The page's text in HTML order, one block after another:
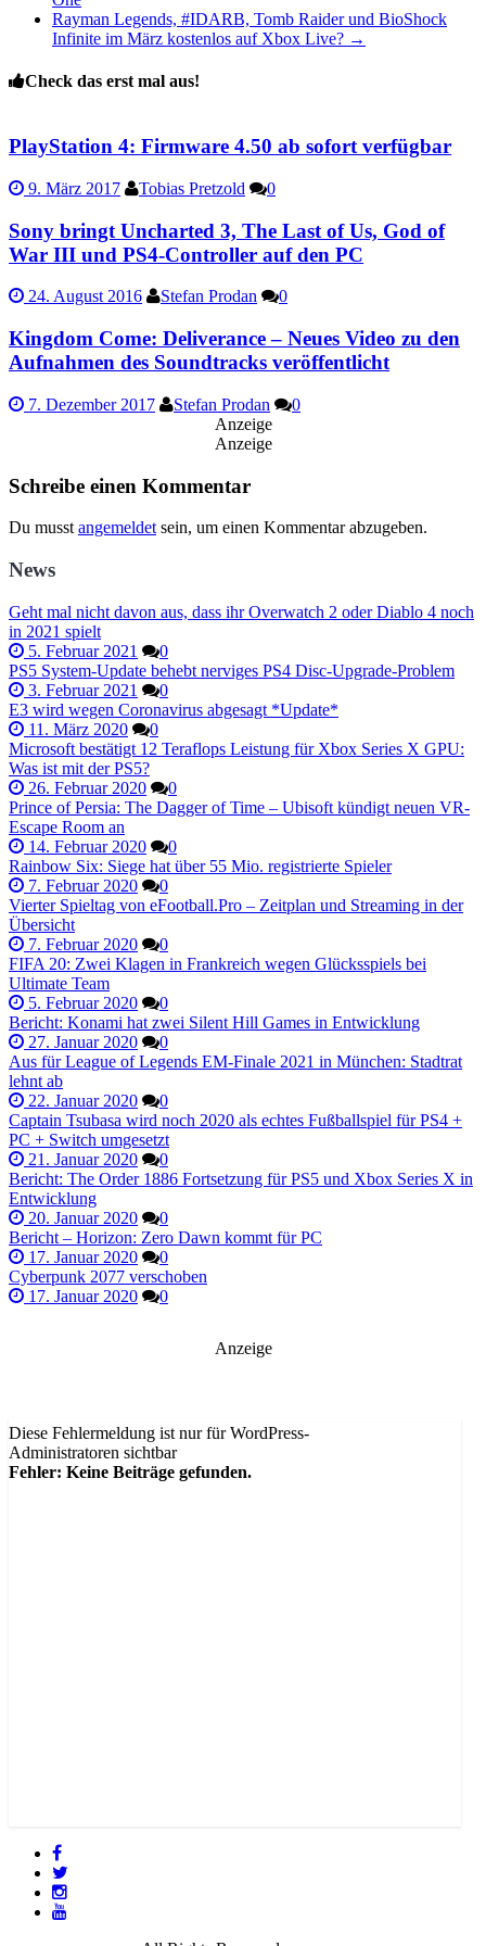
Rayman Legends, #IDARB, Tomb Raider und BioShock
Infinite im März kostenlos auf Xbox Live? →
Check das erst mal aus!
PlayStation 4: Firmware 4.50 ab sofort verfügbar
9. März 2017 Tobias Pretzold 0
Sony bringt Uncharted 3, The Last of Us, God of
War III und PS4-Controller auf den PC
24. August 2016 Stefan Prodan 0
Kingdom Come: Deliverance – Neues Video zu den
Aufnahmen des Soundtracks veröffentlicht
7. Dezember 2017 Stefan Prodan
0
Anzeige
Anzeige
Schreibe einen Kommentar
Du musst angemeldet sein, um einen Kommentar abzugeben.
News
Geht mal nicht davon aus, dass ihr Overwatch 2 oder Diablo 4 noch
in 2021 spielt
5. Februar 2021
0
PS5 System-Update behebt nerviges PS4 Disc-Upgrade-Problem
3. Februar 2021
0
E3 wird wegen Coronavirus abgesagt *Update*
11. März 2020
0
Microsoft bestätigt 12 Teraflops Leistung für Xbox Series X GPU:
Was ist mit der PS5?
26. Februar 2020
0
Prince of Persia: The Dagger of Time – Ubisoft kündigt neuen VR-
Escape Room an
14. Februar 2020
0
Rainbow Six: Siege hat über 55 Mio. registrierte Spieler
7. Februar 2020
0
Vierter Spieltag von eFootball.Pro – Zeitplan und Streaming in der
Übersicht
7. Februar 2020
0
FIFA 20: Zwei Klagen in Frankreich wegen Glücksspiels bei
Ultimate Team
5. Februar 2020
0
Bericht: Konami hat zwei Silent Hill Games in Entwicklung
27. Januar 2020
0
Aus für League of Legends EM-Finale 2021 in München: Stadtrat
lehnt ab
22. Januar 2020
0
Captain Tsubasa wird noch 2020 als echtes Fußballspiel für PS4 +
PC + Switch umgesetzt
21. Januar 2020
0
Bericht: The Order 1886 Fortsetzung für PS5 und Xbox Series X in
Entwicklung
20. Januar 2020
0
Bericht – Horizon: Zero Dawn kommt für PC
17. Januar 2020
0
Cyberpunk 2077 verschoben
17. Januar 2020
0
Anzeige
Diese Fehlermeldung ist nur für WordPress-
Administratoren sichtbar
Fehler: Keine Beiträge gefunden.